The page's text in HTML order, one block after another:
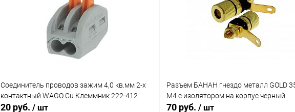
Соединитель проводов зажим 4,0 кв.мм 2-х
контактный WAGO Cu Клеммник 222-412
20 руб. / шт
Разъем БАНАН гнездо металл GOLD
М4 с изолятором на корпус черный
70 руб. / шт